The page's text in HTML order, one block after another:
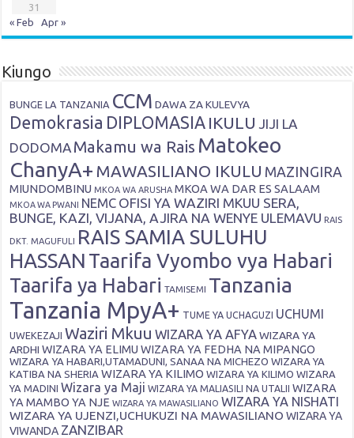
31
« Feb
Apr »
Kiungo
BUNGE LA TANZANIA CCM DAWA ZA KULEVYA
Demokrasia DIPLOMASIA IKULU JIJI LA
DODOMA Makamu wa Rais Matokeo
ChanyA+ MAWASILIANO IKULU MAZINGIRA
MIUNDOMBINU MKOA WA ARUSHA MKOA WA DAR ES SALAAM
MKOA WA PWANI NEMC OFISI YA WAZIRI MKUU SERA,
BUNGE, KAZI, VIJANA, AJIRA NA WENYE ULEMAVU RAIS
DKT. MAGUFULI RAIS SAMIA SULUHU
HASSAN Taarifa Vyombo vya Habari
Taarifa ya Habari TAMISEMI Tanzania
Tanzania MpyA+ TUME YA UCHAGUZI UCHUMI
UWEKEZAJI Waziri Mkuu WIZARA YA AFYA WIZARA YA
ARDHI WIZARA YA ELIMU WIZARA YA FEDHA NA MIPANGO
WIZARA YA HABARI,UTAMADUNI, SANAA NA MICHEZO WIZARA YA
KATIBA NA SHERIA WIZARA YA KILIMO WIZARA YA KILIMO WIZARA
YA MADINI Wizara ya Maji WIZARA YA MALIASILI NA UTALII WIZARA
YA MAMBO YA NJE WIZARA YA MAWASILIANO WIZARA YA NISHATI
WIZARA YA UJENZI,UCHUKUZI NA MAWASILIANO WIZARA YA
VIWANDA ZANZIBAR